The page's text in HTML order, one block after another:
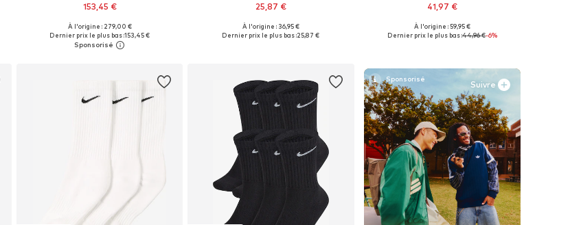
153,45 €
Tailles disponibles: One Size
Ajouter au panier
À l'origine : 279,00 €
Dernier prix le plus bas :153,45 €
25,87 €
+2
Tailles disponibles: S, M, L, XL, XXL
À l'origine : 36,95 €
Dernier prix le plus bas :25,87 €
41,97 €
Tailles disponibles: S, M, L, XXL
À l'origine : 59,95 €
Dernier prix le plus bas :44,96 €-6%
Suivre